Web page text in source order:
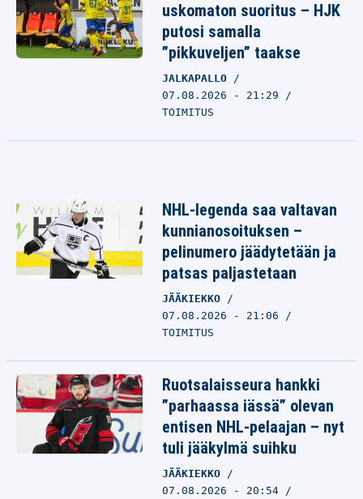
uskomaton suoritus – HJK
putosi samalla
”pikkuveljen” taakse
JALKAPALLO
07.08.2026 - 21:29
TOIMITUS
NHL-legenda saa valtavan
kunnianosoituksen –
pelinumero jäädytetään ja
patsas paljastetaan
JÄÄKIEKKO
07.08.2026 - 21:06
TOIMITUS
Ruotsalaisseura hankki
”parhaassa iässä” olevan
entisen NHL-pelaajan – nyt
tuli jääkylmä suihku
JÄÄKIEKKO
07.08.2026 - 20:54